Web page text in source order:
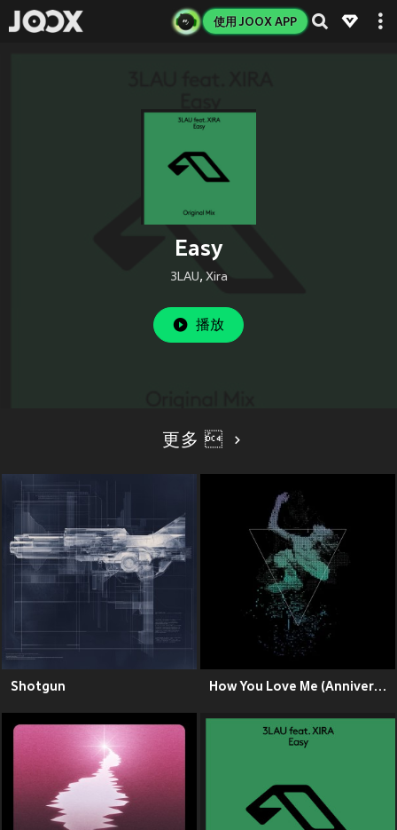
使用 JOOX APP
Easy
3LAU, Xira
播放
更多 ܰ
Shotgun How You Love Me (Anniversary)